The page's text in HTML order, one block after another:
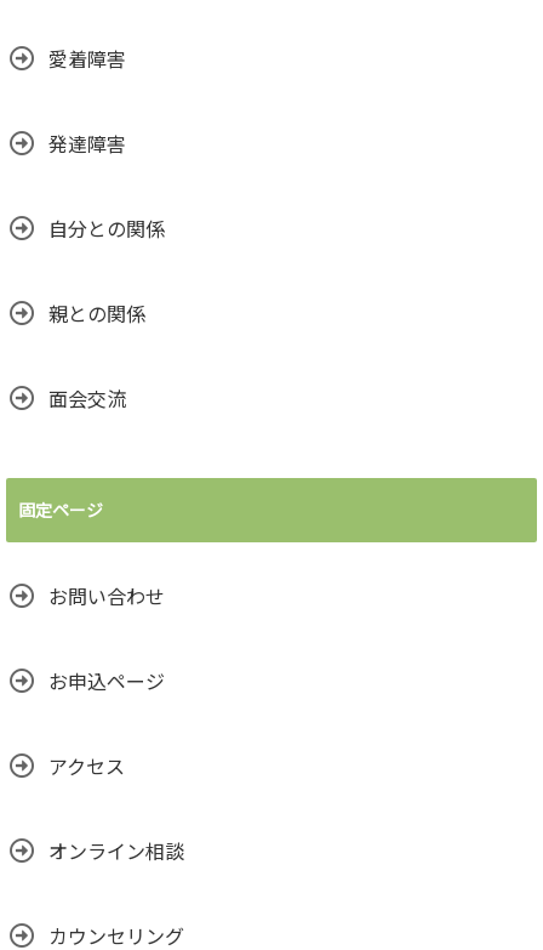
愛着障害
発達障害
自分との関係
親との関係
面会交流
固定ページ
お問い合わせ
お申込ページ
アクセス
オンライン相談
カウンセリング